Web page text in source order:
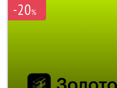
-20%